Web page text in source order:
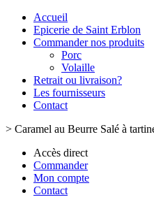
Accueil
Epicerie de Saint Erblon
Commander nos produits
Porc
Volaille
Retrait ou livraison?
Les fournisseurs
Contact
> Caramel au Beurre Salé à
Accès direct
Commander
Mon compte
Contact